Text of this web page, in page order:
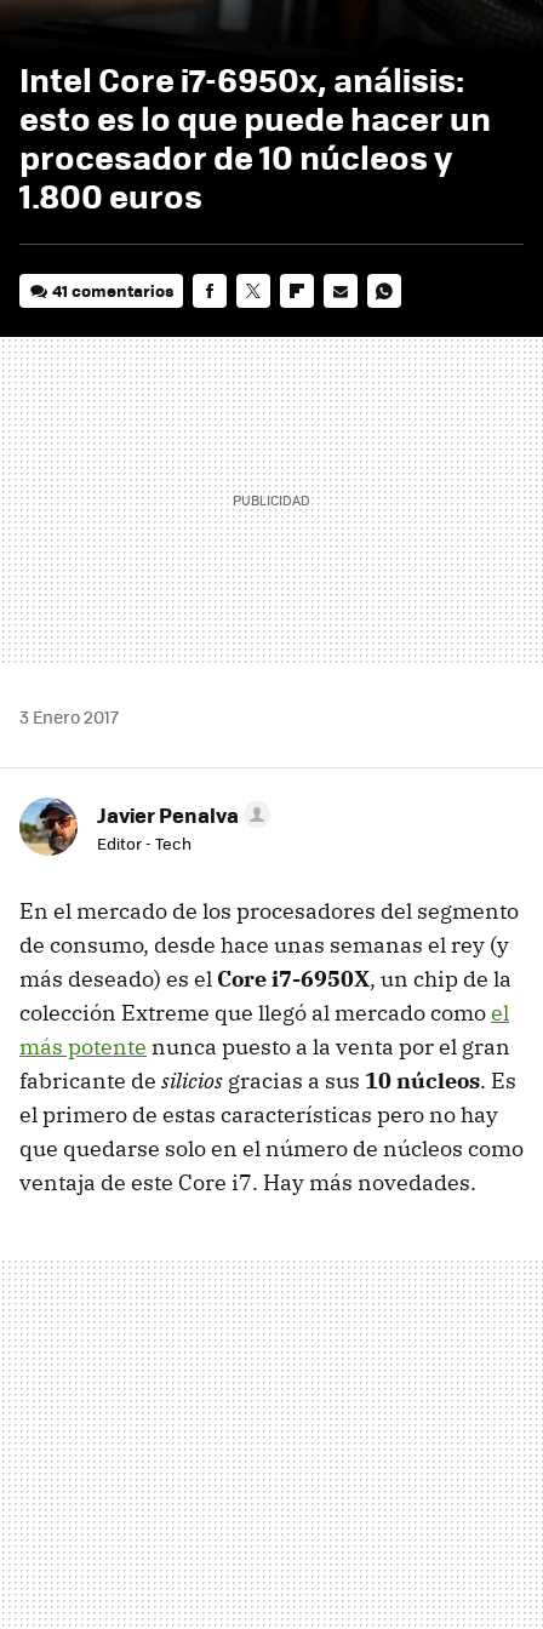
Intel Core i7-6950x, análisis:
esto es lo que puede hacer un
procesador de 10 núcleos y
1.800 euros
41 comentarios
MAIL
3 Enero 2017
Javier Penalva
Editor - Tech
En el mercado de los procesadores del segmento
de consumo, desde hace unas semanas el rey (y
más deseado) es el Core i7-6950X, un chip de la
colección Extreme que llegó al mercado comoel
más potente nunca puesto a la venta por el gran
fabricante de silicios gracias a sus 10 núcleos. Es
el primero de estas características pero no hay
que quedarse solo en el número de núcleos como
ventaja de este Core i7. Hay más novedades.